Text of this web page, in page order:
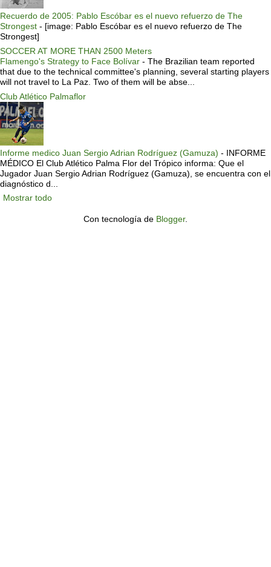
Recuerdo de 2005: Pablo Escóbar es el nuevo refuerzo de The
Strongest - [image: Pablo Escóbar es el nuevo refuerzo de The
Strongest]
SOCCER AT MORE THAN 2500 Meters
Flamengo's Strategy to Face Bolívar - The Brazilian team reported
that due to the technical committee's planning, several starting players
will not travel to La Paz. Two of them will be abse...
Club Atlético Palmaflor
Informe medico Juan Sergio Adrian Rodríguez (Gamuza) - INFORME
MÉDICO El Club Atlético Palma Flor del Trópico informa: Que el
Jugador Juan Sergio Adrian Rodríguez (Gamuza), se encuentra con el
diagnóstico d...
Mostrar todo
Con tecnología de Blogger.